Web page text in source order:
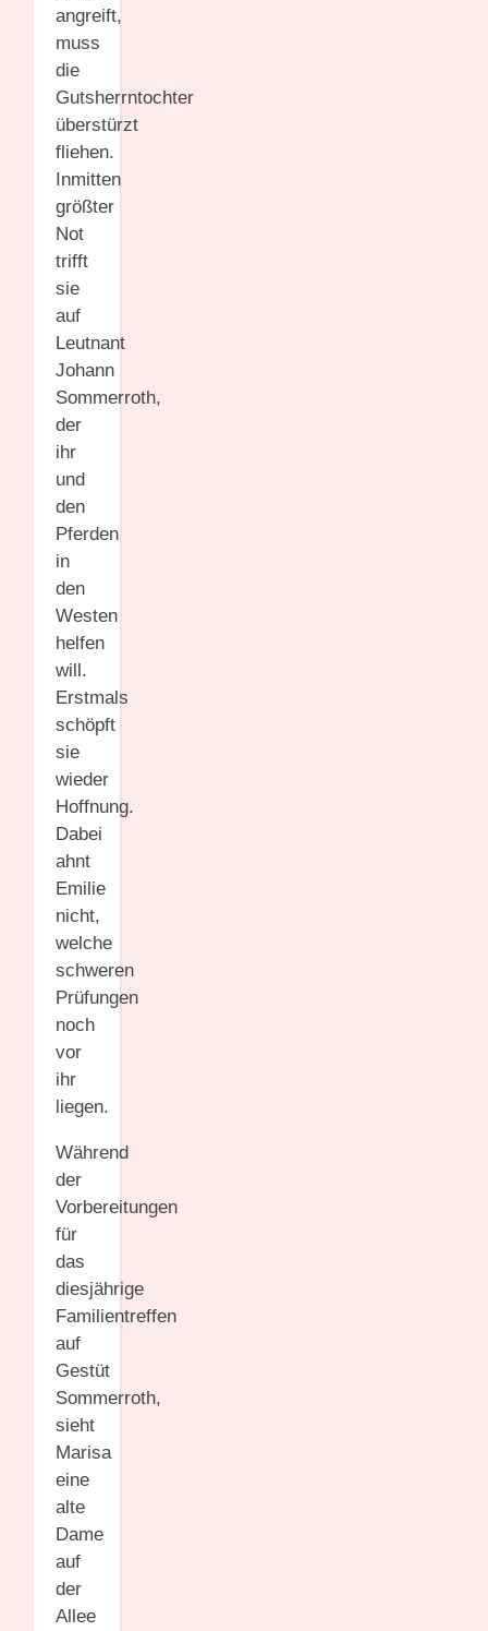
angreift,
muss
die
Gutsherrntochter
überstürzt
fliehen.
Inmitten
größter
Not
trifft
sie
auf
Leutnant
Johann
Sommerroth,
der
ihr
und
den
Pferden
in
den
Westen
helfen
will.
Erstmals
schöpft
sie
wieder
Hoffnung.
Dabei
ahnt
Emilie
nicht,
welche
schweren
Prüfungen
noch
vor
ihr
liegen.
Während
der
Vorbereitungen
für
das
diesjährige
Familientreffen
auf
Gestüt
Sommerroth,
sieht
Marisa
eine
alte
Dame
auf
der
Allee